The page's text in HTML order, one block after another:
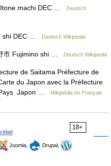
machi DEC …
Deutsch
shi DEC … Deutsch Wikipedia
市 Fujimino shi … Deutsch Wikipedia
de Saitama Préfecture de
du Japon avec la Préfecture
Pays Japon …
Wikipédia en Français
18+
Joomla,
Drupal,